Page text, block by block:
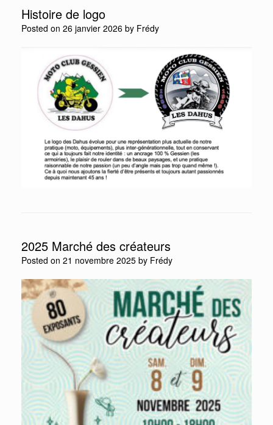
Histoire de logo
Posted on 26 janvier 2026 by Frédy
2025 Marché des créateurs
Posted on 21 novembre 2025 by Frédy